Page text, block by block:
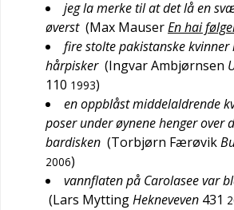
jeg la merke til at det lå en
øverst (Max MauserEn hai
fire stolte pakistanske
hårpisker (Ingvar Ambjørnsen
110 1993)
en oppblåst middelaldrende
poser under øynene henger over
bardisken (Torbjørn Færøvik
2006)
vannflaten på Carolasee var
(Lars MyttingHekneveven 431